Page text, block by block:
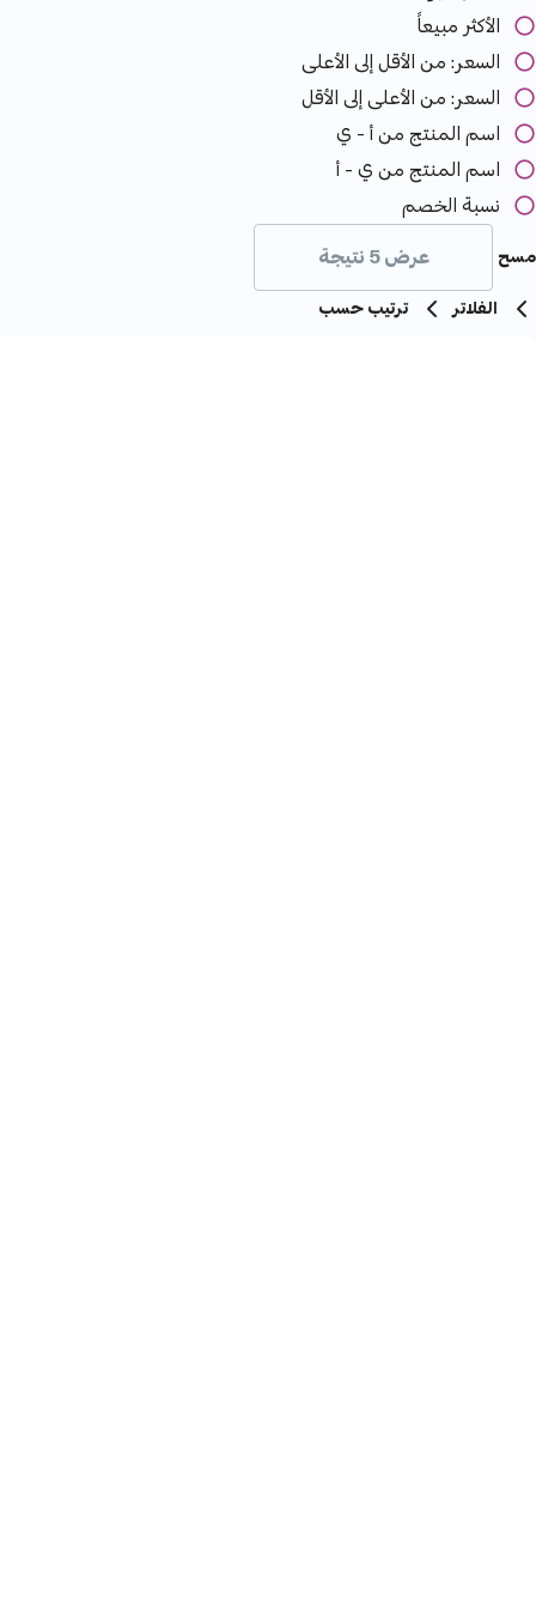
الأكثر مبيعاً
السعر: من الأقل إلى الأعلى
السعر: من الأعلى إلى الأقل
اسم المنتج من أ - ي
اسم المنتج من ي - أ
نسبة الخصم
عرض 5 نتيجة
مسح
الفلاتر
ترتيب حسب